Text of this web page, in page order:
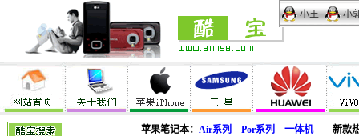
苹果笔记本： Air系列 Por系列 一体机 新款
小王 小